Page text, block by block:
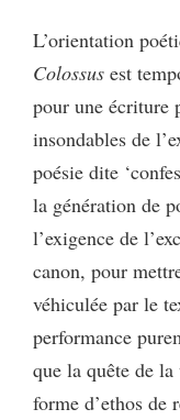
L’orientation
Colossus est
pour une écriture
insondables de
poésie dite
la génération de
l’exigence de
canon, pour
véhiculée par le
performance
que la quête de la
forme d’ethos